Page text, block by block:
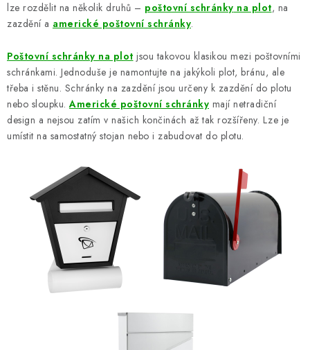
Kontakty Hodnocení obchodu
Reklamace zboží
Obchodní a dodací podmínky
Ochrana osobních údajú
Cookies
Bezpečnostní certifikáty Moje objednávka
lze rozdělit na několik druhů – poštovní schránky na plot, na
zazdění a americké poštovní schránky.
Poštovní schránky na plot jsou takovou klasikou mezi poštovními
schránkami. Jednoduše je namontujte na jakýkoli plot, bránu, ale
třeba i stěnu. Schránky na zazdění jsou určeny k zazdění do plotu
nebo sloupku.Americké poštovní schránky mají netradiční
design a nejsou zatím v našich končinách až tak rozšířeny. Lze je
umístit na samostatný stojan nebo i zabudovat do plotu.